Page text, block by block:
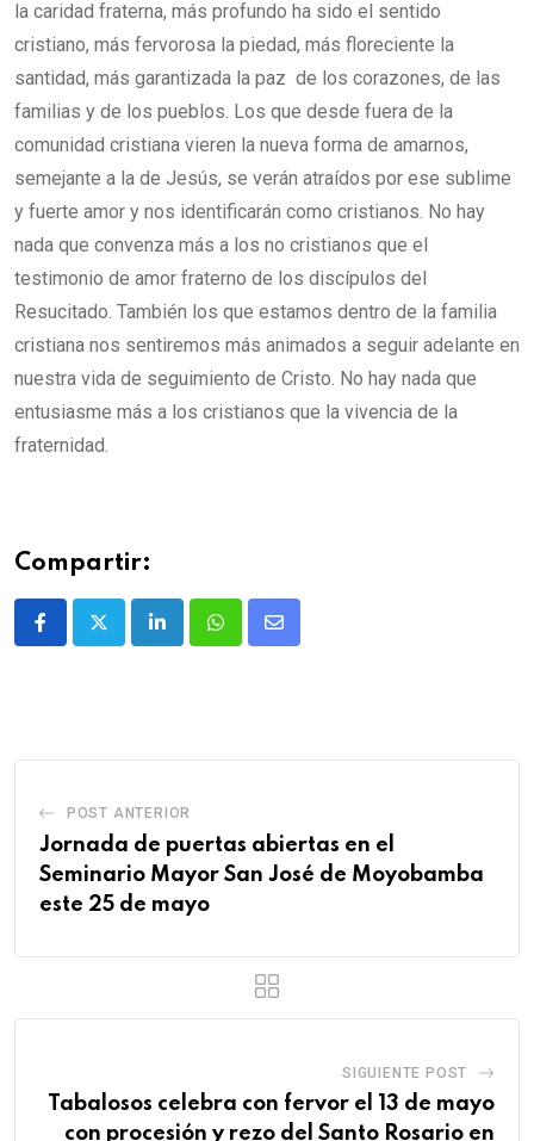
la caridad fraterna, más profundo ha sido el sentido
cristiano, más fervorosa la piedad, más floreciente la
santidad, más garantizada la paz de los corazones, de las
familias y de los pueblos. Los que desde fuera de la
comunidad cristiana vieren la nueva forma de amarnos,
semejante a la de Jesús, se verán atraídos por ese sublime
y fuerte amor y nos identificarán como cristianos. No hay
nada que convenza más a los no cristianos que el
testimonio de amor fraterno de los discípulos del
Resucitado. También los que estamos dentro de la familia
cristiana nos sentiremos más animados a seguir adelante en
nuestra vida de seguimiento de Cristo. No hay nada que
entusiasme más a los cristianos que la vivencia de la
fraternidad.
Compartir:
POST ANTERIOR
Jornada de puertas abiertas en el
Seminario Mayor San José de Moyobamba
este 25 de mayo
SIGUIENTE POST
Tabalosos celebra con fervor el 13 de mayo
con procesión y rezo del Santo Rosario en